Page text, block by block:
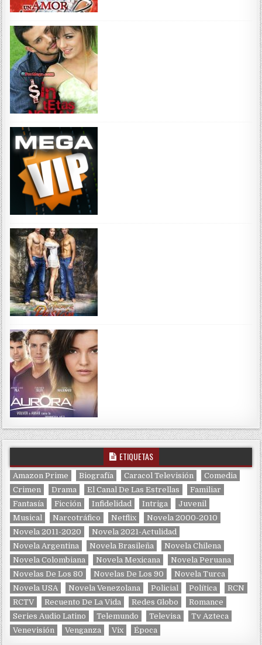
ETIQUETAS
Amazon Prime Biografía Caracol Televisión
Comedia
Crimen
Drama El Canal De Las Estrellas
Familiar
Fantasía
Ficción Infidelidad Intriga
Juvenil
Musical
Narcotráfico Netflix
Novela 2000-2010
Novela 2011-2020
Novela 2021-Actulidad
Novela Argentina
Novela Brasileña
Novela Chilena
Novela Colombiana
Novela Mexicana
Novela Peruana
Novelas De Los 80
Novelas De Los 90
Novela Turca
Novela USA
Novela Venezolana Policial Política
RCN
RCTV
Recuento De La Vida Redes Globo
Romance
Series Audio Latino
Telemundo Televisa
Tv Azteca
Venevisión
Venganza Vix Época